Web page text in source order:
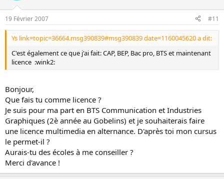
19 Février 2007 #11
Ys link=topic=36664.msg390839#msg390839 date=1160045620 a dit:
C'est également ce que j'ai fait: CAP, BEP, Bac pro, BTS et maintenant
licence :wink2:
Bonjour,
Que fais tu comme licence ?
Je suis pour ma part en BTS Communication et Industries
Graphiques (2è année au Gobelins) et je souhaiterais faire
une licence multimedia en alternance. D'après toi mon cursus
le permet-il ?
Aurais-tu des écoles à me conseiller ?
Merci d'avance !